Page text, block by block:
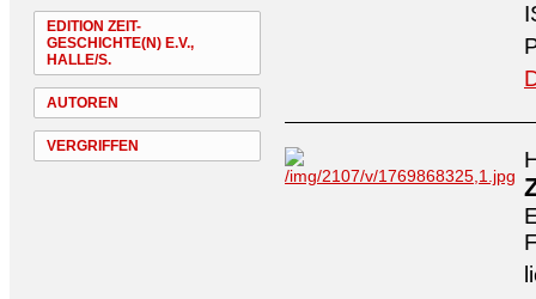
EDITION ZEIT-
GESCHICHTE(N) E.V.,
HALLE/S.
AUTOREN
VERGRIFFEN